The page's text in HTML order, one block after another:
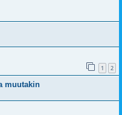
1 2
muutakin